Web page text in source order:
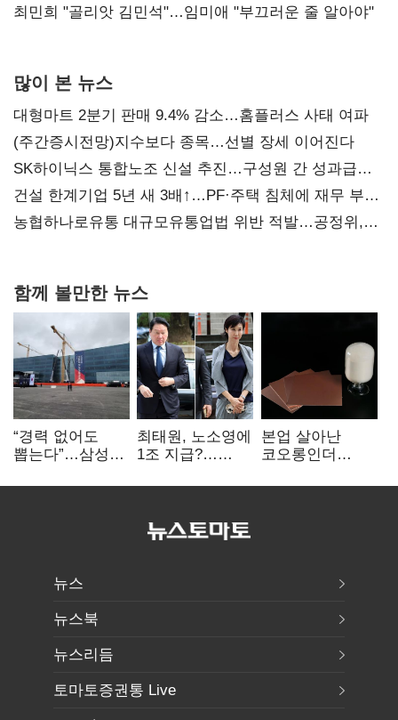
최민희 "골리앗 김민석"…임미애 "부끄러운 줄 알아야"
많이 본 뉴스
대형마트 2분기 판매 9.4% 감소…홈플러스 사태 여파
(주간증시전망)지수보다 종목…선별 장세 이어진다
SK하이닉스 통합노조 신설 추진…구성원 간 성과급
불만 확산
건설 한계기업 5년 새 3배↑…PF·주택 침체에 재무 부담
확대
농협하나로유통 대규모유통업법 위반 적발…공정위,
함께 볼만한 뉴스
“경력 없어도
뽑는다”…삼성
반도체 인재
최태원, 노소영에
1조 지급?…
본업 살아난
코오롱인더
배터리 소재로
뉴스
뉴스북
뉴스리듬
토마토증권통 Live